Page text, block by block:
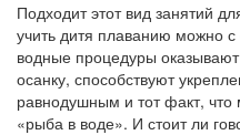
Подходит этот вид занятий
учить дитя плаванию можно
водные процедуры
осанку, способствуют
равнодушным и тот факт, что
«рыба в воде». И стоит ли